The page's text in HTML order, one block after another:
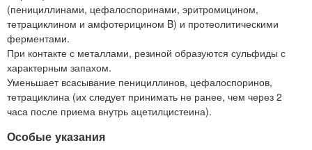
(пенициллинами, цефалоспоринами, эритромицином,
тетрациклином и амфотерицином B) и протеолитическими
ферментами.
При контакте с металлами, резиной образуются сульфиды с
характерным запахом.
Уменьшает всасывание пенициллинов, цефалоспоринов,
тетрациклина (их следует принимать не ранее, чем через 2
часа после приема внутрь ацетилцистеина).
Особые указания